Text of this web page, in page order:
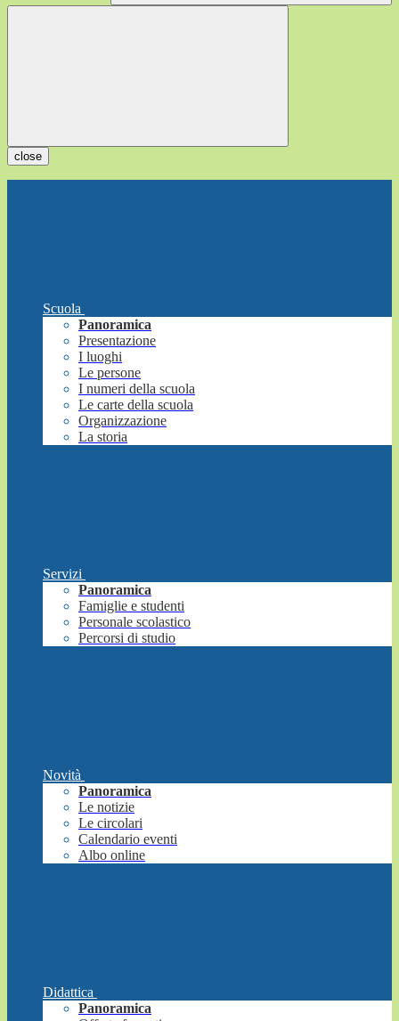
close
Scuola
Panoramica
Presentazione
I luoghi
Le persone
I numeri della scuola
Le carte della scuola
Organizzazione
La storia
Servizi
Panoramica
Famiglie e studenti
Personale scolastico
Percorsi di studio
Novità
Panoramica
Le notizie
Le circolari
Calendario eventi
Albo online
Didattica
Panoramica